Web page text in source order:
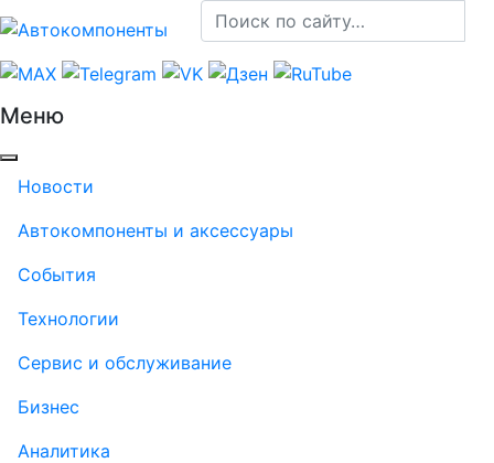
Меню
Новости
Автокомпоненты и аксессуары
События
Технологии
Сервис и обслуживание
Бизнес
Аналитика